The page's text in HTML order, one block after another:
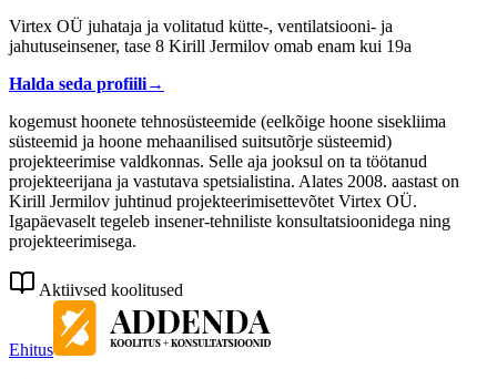
Virtex OÜ juhataja ja volitatud kütte-, ventilatsiooni- ja
jahutuseinsener, tase 8 Kirill Jermilov omab enam kui 19a
Halda seda profiili→
kogemust hoonete tehnosüsteemide (eelkõige hoone sisekliima
süsteemid ja hoone mehaanilised suitsutõrje süsteemid)
projekteerimise valdkonnas. Selle aja jooksul on ta töötanud
projekteerijana ja vastutava spetsialistina. Alates 2008. aastast on
Kirill Jermilov juhtinud projekteerimisettevõtet Virtex OÜ.
Igapäevaselt tegeleb insener-tehniliste konsultatsioonidega ning
projekteerimisega.
Aktiivsed koolitused
Ehitus